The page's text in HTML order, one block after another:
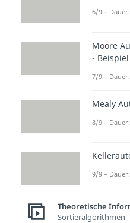
Verschlü
sselung
Dauer: 04:04
6/9 –
Moore
- Beispiel
7/9 –
Mealy
8/9 –
9/9 –
Theoretische
Sortieralgorithmen